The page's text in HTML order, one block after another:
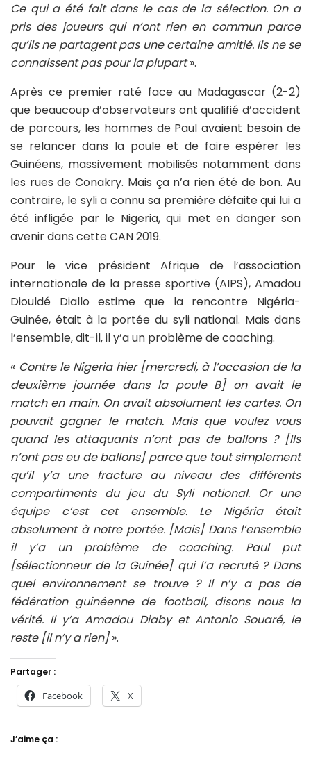
Ce qui a été fait dans le cas de la sélection. On a
pris des joueurs qui n’ont rien en commun parce
qu’ils ne partagent pas une certaine amitié. Ils ne se
connaissent pas pour la plupart».
Après ce premier raté face au Madagascar (2-2)
que beaucoup d’observateurs ont qualifié d’accident
de parcours, les hommes de Paul avaient besoin de
se relancer dans la poule et de faire espérer les
Guinéens, massivement mobilisés notamment dans
les rues de Conakry. Mais ça n’a rien été de bon. Au
contraire, le syli a connu sa première défaite qui lui a
été infligée par le Nigeria, qui met en danger son
avenir dans cette CAN 2019.
Pour le vice président Afrique de l’association
internationale de la presse sportive (AIPS), Amadou
Diouldé Diallo estime que la rencontre Nigéria-
Guinée, était à la portée du syli national. Mais dans
l’ensemble, dit-il, il y’a un problème de coaching.
« Contre le Nigeria hier [mercredi, à l’occasion de la
deuxième journée dans la poule B] on avait le
match en main. On avait absolument les cartes. On
pouvait gagner le match. Mais que voulez vous
quand les attaquants n’ont pas de ballons ? [Ils
n’ont pas eu de ballons] parce que tout simplement
qu’il y’a une fracture au niveau des différents
compartiments du jeu du Syli national. Or une
équipe c’est cet ensemble. Le Nigéria était
absolument à notre portée. [Mais] Dans l’ensemble
il y’a un problème de coaching. Paul put
[sélectionneur de la Guinée] qui l’a recruté ? Dans
quel environnement se trouve ? Il n’y a pas de
fédération guinéenne de football, disons nous la
vérité. Il y’a Amadou Diaby et Antonio Souaré, le
reste [il n’y a rien]».
Partager :
Facebook X
J’aime ça :